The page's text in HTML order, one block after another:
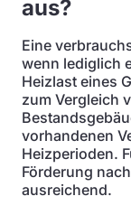
aus?
Eine
wenn lediglich
Heizlast eines
zum Vergleich
vorhandenen
Heizperioden.
Förderung
ausreichend.